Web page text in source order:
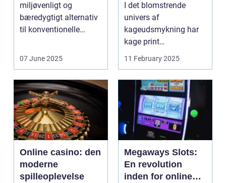
miljøvenligt og
bæredygtigt alternativ
til konventionelle
07 June 2025
I det blomstrende
univers af
kageudsmykning har
kage print
revolutioneret måden,
11 February 2025
Online casino: den
moderne
spilleoplevelse
Megaways Slots:
En revolution
inden for online